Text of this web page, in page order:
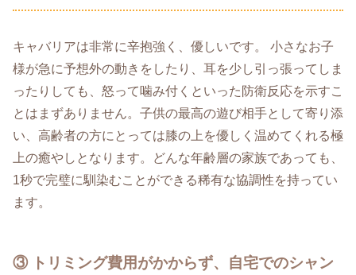
キャバリアは非常に辛抱強く、優しいです。 小さなお子
様が急に予想外の動きをしたり、耳を少し引っ張ってしま
ったりしても、怒って噛み付くといった防衛反応を示すこ
とはまずありません。子供の最高の遊び相手として寄り添
い、高齢者の方にとっては膝の上を優しく温めてくれる極
上の癒やしとなります。どんな年齢層の家族であっても、
1秒で完璧に馴染むことができる稀有な協調性を持ってい
ます。
③ トリミング費用がかからず、自宅でのシャン